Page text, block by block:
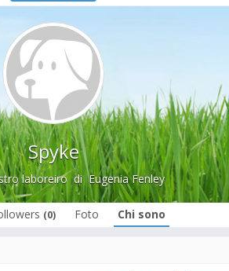
Spyke
laboreirodiEugenia Fenley
(0) Foto Chi sono